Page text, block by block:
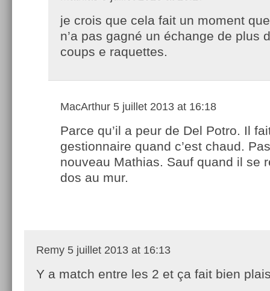
je crois que cela fait un moment
n’a pas gagné un échange de plus
coups e raquettes.
MacArthur 5 juillet 2013 at 16:18
Parce qu’il a peur de Del Potro. Il
gestionnaire quand c’est chaud. Pas
nouveau Mathias. Sauf quand il se
dos au mur.
Remy 5 juillet 2013 at 16:13
Y a match entre les 2 et ça fait bien